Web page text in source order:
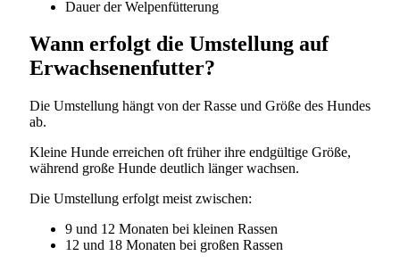
Dauer der Welpenfütterung
Wann erfolgt die Umstellung auf
Erwachsenenfutter?
Die Umstellung hängt von der Rasse und Größe des Hundes
ab.
Kleine Hunde erreichen oft früher ihre endgültige Größe,
während große Hunde deutlich länger wachsen.
Die Umstellung erfolgt meist zwischen:
9 und 12 Monaten bei kleinen Rassen
12 und 18 Monaten bei großen Rassen